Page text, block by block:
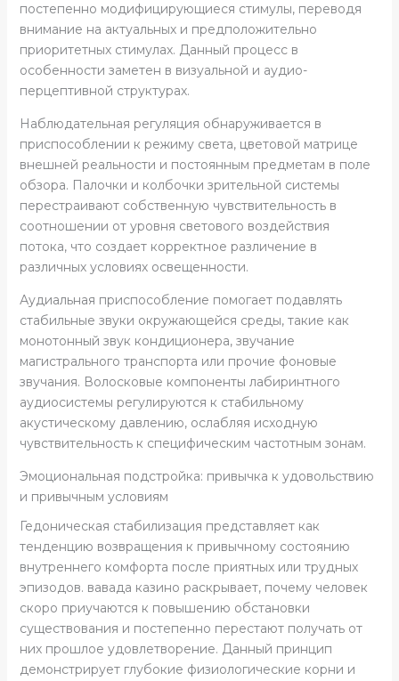
постепенно модифицирующиеся стимулы, переводя
внимание на актуальных и предположительно
приоритетных стимулах. Данный процесс в
особенности заметен в визуальной и аудио-
перцептивной структурах.
Наблюдательная регуляция обнаруживается в
приспособлении к режиму света, цветовой матрице
внешней реальности и постоянным предметам в поле
обзора. Палочки и колбочки зрительной системы
перестраивают собственную чувствительность в
соотношении от уровня светового воздействия
потока, что создает корректное различение в
различных условиях освещенности.
Аудиальная приспособление помогает подавлять
стабильные звуки окружающейся среды, такие как
монотонный звук кондиционера, звучание
магистрального транспорта или прочие фоновые
звучания. Волосковые компоненты лабиринтного
аудиосистемы регулируются к стабильному
акустическому давлению, ослабляя исходную
чувствительность к специфическим частотным зонам.
Эмоциональная подстройка: привычка к удовольствию
и привычным условиям
Гедоническая стабилизация представляет как
тенденцию возвращения к привычному состоянию
внутреннего комфорта после приятных или трудных
эпизодов. вавада казино раскрывает, почему человек
скоро приучаются к повышению обстановки
существования и постепенно перестают получать от
них прошлое удовлетворение. Данный принцип
демонстрирует глубокие физиологические корни и